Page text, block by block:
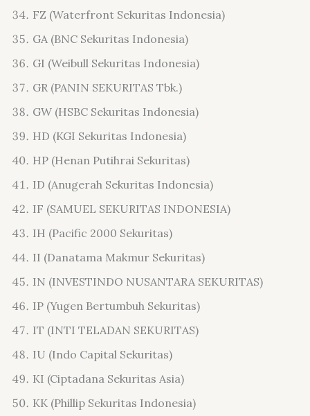
FZ (Waterfront Sekuritas Indonesia)
GA (BNC Sekuritas Indonesia)
GI (Weibull Sekuritas Indonesia)
GR (PANIN SEKURITAS Tbk.)
GW (HSBC Sekuritas Indonesia)
HD (KGI Sekuritas Indonesia)
HP (Henan Putihrai Sekuritas)
ID (Anugerah Sekuritas Indonesia)
IF (SAMUEL SEKURITAS INDONESIA)
IH (Pacific 2000 Sekuritas)
II (Danatama Makmur Sekuritas)
IN (INVESTINDO NUSANTARA SEKURITAS)
IP (Yugen Bertumbuh Sekuritas)
IT (INTI TELADAN SEKURITAS)
IU (Indo Capital Sekuritas)
KI (Ciptadana Sekuritas Asia)
KK (Phillip Sekuritas Indonesia)